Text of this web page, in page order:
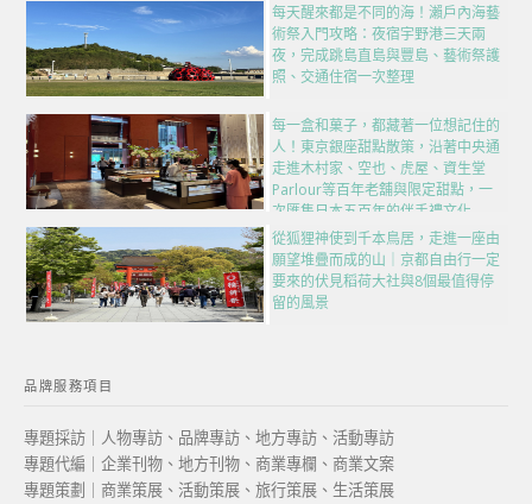
每天醒來都是不同的海！瀨戶內海藝
術祭入門攻略：夜宿宇野港三天兩
夜，完成跳島直島與豐島、藝術祭護
照、交通住宿一次整理
每一盒和菓子，都藏著一位想記住的
人！東京銀座甜點散策，沿著中央通
走進木村家、空也、虎屋、資生堂
Parlour等百年老舖與限定甜點，一
次匯集日本五百年的伴手禮文化
從狐狸神使到千本鳥居，走進一座由
願望堆疊而成的山｜京都自由行一定
要來的伏見稻荷大社與8個最值得停
留的風景
品牌服務項目
專題採訪｜人物專訪、品牌專訪、地方專訪、活動專訪
專題代編｜企業刊物、地方刊物、商業專欄、商業文案
專題策劃｜商業策展、活動策展、旅行策展、生活策展